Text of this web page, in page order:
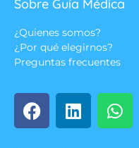
Sobre Guía Médica
¿Quienes somos?
¿Por qué elegirnos?
Preguntas frecuentes